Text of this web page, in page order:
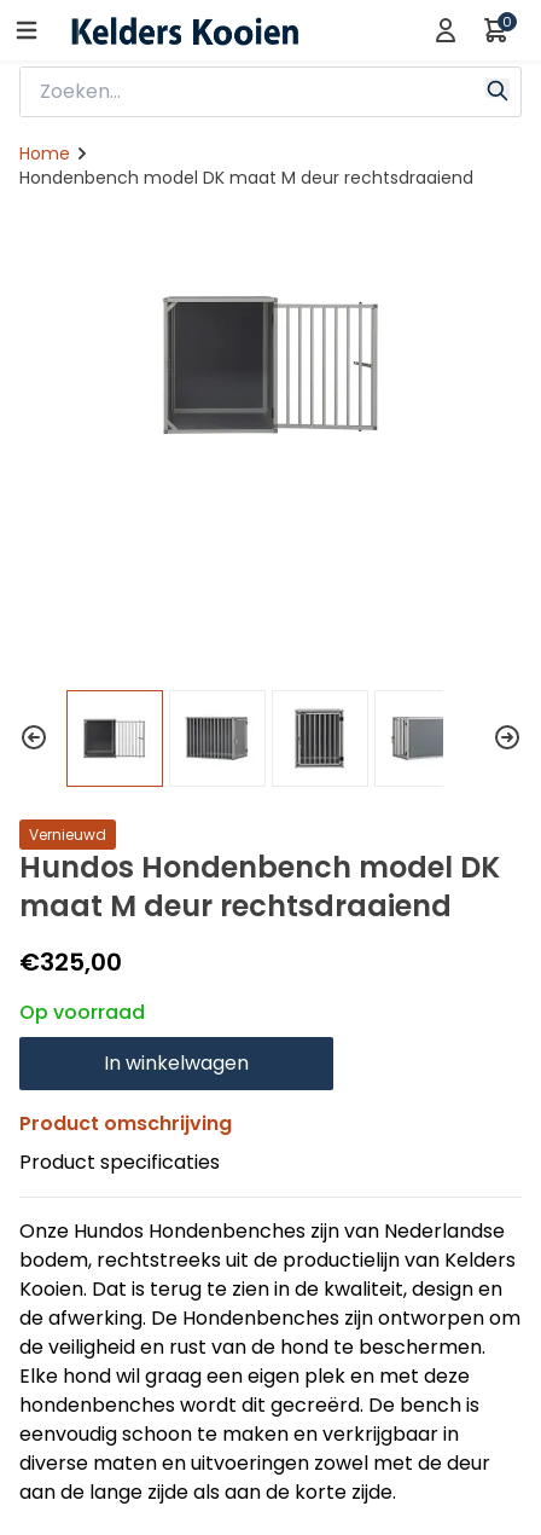
0
Home
Hondenbench model DK maat M deur rechtsdraaiend
Vernieuwd
Hundos Hondenbench model DK
maat M deur rechtsdraaiend
€325,00
Op voorraad
In winkelwagen
Product omschrijving
Product specificaties
Onze Hundos Hondenbenches zijn van Nederlandse
bodem, rechtstreeks uit de productielijn van Kelders
Kooien. Dat is terug te zien in de kwaliteit, design en
de afwerking. De Hondenbenches zijn ontworpen om
de veiligheid en rust van de hond te beschermen.
Elke hond wil graag een eigen plek en met deze
hondenbenches wordt dit gecreërd. De bench is
eenvoudig schoon te maken en verkrijgbaar in
diverse maten en uitvoeringen zowel met de deur
aan de lange zijde als aan de korte zijde.